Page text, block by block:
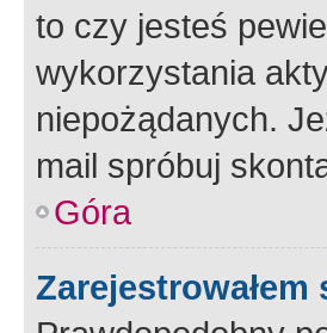
to czy jesteś
wykorzystania
niepożądanych.
mail spróbuj
Góra